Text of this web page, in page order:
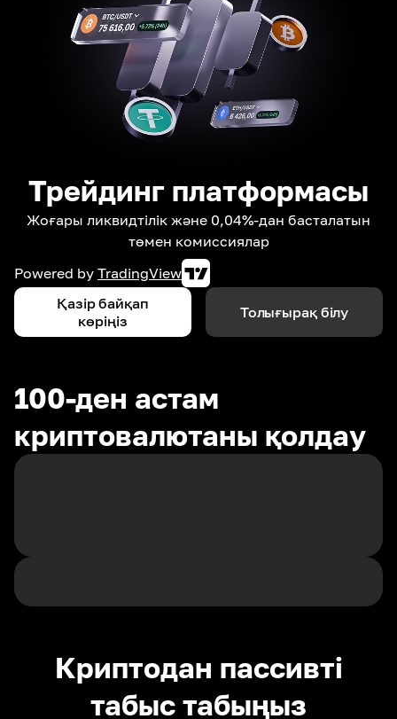
Трейдинг платформасы
Жоғары ликвидтілік және 0,04%-дан басталатын
төмен комиссиялар
Powered by TradingView
Қазір байқап
көріңіз
Толығырақ білу
100-ден астам
криптовалютаны қолдау
Криптодан пассивті
табыс табыңыз